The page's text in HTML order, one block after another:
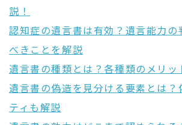
説！
認知症の遺言書は有効？遺言能力の
べきことを解説
遺言書の種類とは？各種類のメリッ
遺言書の偽造を見分ける要素とは？
ティも解説